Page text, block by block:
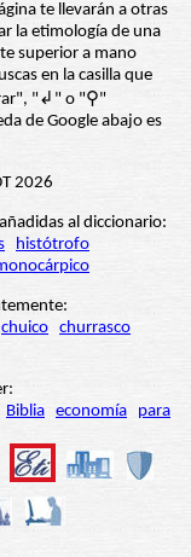
te llevarán a otras
la etimología de una
superior a mano
en la casilla que
"↲" o "⚲"
de Google abajo es
2026
al diccionario:
histótrofo
chuico churrasco
Biblia economía para